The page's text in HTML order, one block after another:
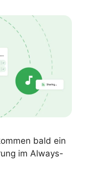
bald ein
im Always-